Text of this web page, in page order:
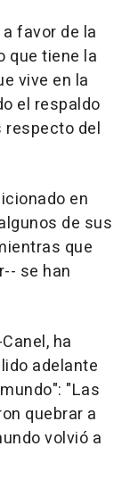
favor de la
que tiene la
vive en la
el respaldo
respecto del
en
de sus
que
se han
ha
adelante
"Las
quebrar a
volvió a